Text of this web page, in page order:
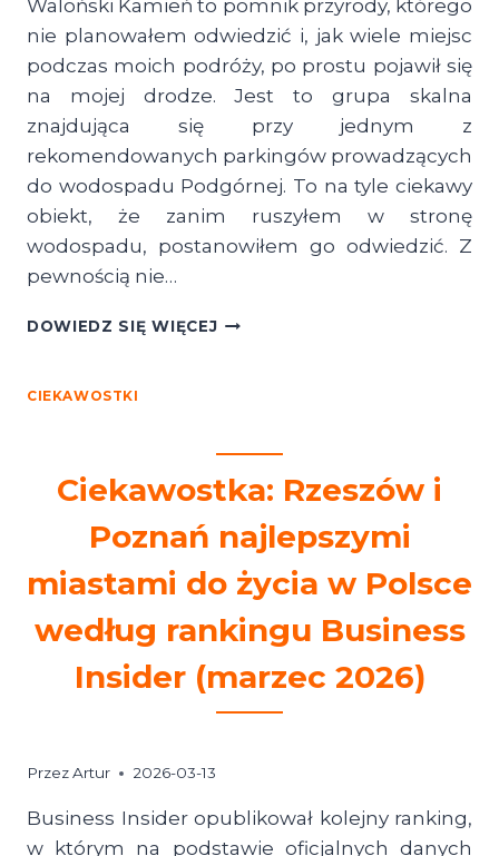
Waloński Kamień to pomnik przyrody, którego
nie planowałem odwiedzić i, jak wiele miejsc
podczas moich podróży, po prostu pojawił się
na mojej drodze. Jest to grupa skalna
znajdująca się przy jednym z
rekomendowanych parkingów prowadzących
do wodospadu Podgórnej. To na tyle ciekawy
obiekt, że zanim ruszyłem w stronę
wodospadu, postanowiłem go odwiedzić. Z
pewnością nie…
DOWIEDZ SIĘ WIĘCEJWALOŃSKI
GRUPA
SKALNA
CIEKAWOSTKI
Ciekawostka: Rzeszów i
Poznań najlepszymi
miastami do życia w Polsce
według rankingu Business
Insider (marzec 2026)
PrzezArtur 2026-03-13
Business Insider opublikował kolejny ranking,
w którym na podstawie oficjalnych danych